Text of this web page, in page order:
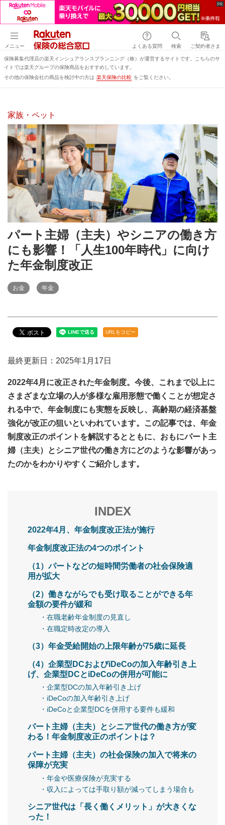
メニュー よくある質問 検索 ご契約者さま
保険募集代理店の楽天インシュアランスプランニング（株）が運営するサイトです。こちらのサ
イトでは楽天グループの保険商品をおすすめしています。
その他の保険会社の商品を検討中の方は 楽天保険の比較 をご覧ください。
家族・ペット
パート主婦（主夫）やシニアの働き方
にも影響！「人生100年時代」に向け
た年金制度改正
お金 年金
URLをコピー
最終更新日：2025年1月17日
2022年4月に改正された年金制度。今後、これまで以上に
さまざまな立場の人が多様な雇用形態で働くことが想定さ
れる中で、年金制度にも実態を反映し、高齢期の経済基盤
強化が改正の狙いといわれています。この記事では、年金
制度改正のポイントを解説するとともに、おもにパート主
婦（主夫）とシニア世代の働き方にどのような影響があっ
たのかをわかりやすくご紹介します。
INDEX
2022年4月、年金制度改正法が施行
年金制度改正法の4つのポイント
（1）パートなどの短時間労働者の社会保険適
用が拡大
（2）働きながらでも受け取ることができる年
金額の要件が緩和
・在職老齢年金制度の見直し
・在職定時改定の導入
（3）年金受給開始の上限年齢が75歳に延長
（4）企業型DCおよびiDeCoの加入年齢引き上
げ、企業型DCとiDeCoの併用が可能に
・企業型DCの加入年齢引き上げ
・iDeCoの加入年齢引き上げ
・iDeCoと企業型DCを併用する要件も緩和
パート主婦（主夫）とシニア世代の働き方が変
わる！年金制度改正のポイントは？
パート主婦（主夫）の社会保険の加入で将来の
保障が充実
・年金や医療保険が充実する
・収入によっては手取り額が減ってしまう場合も
シニア世代は「長く働くメリット」が大きくな
った！